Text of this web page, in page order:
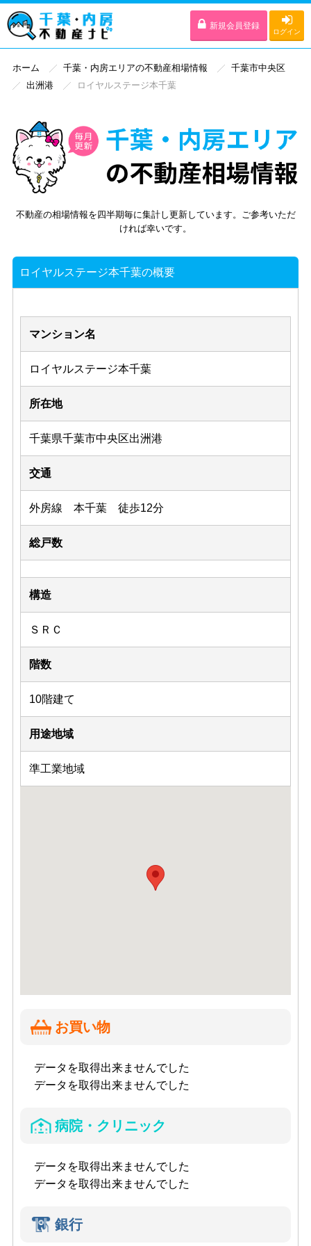
新規会員登録
ログイン
ホーム 千葉・内房エリアの不動産相場情報
千葉市中央区
出洲港
ロイヤルステージ本千葉
不動産の相場情報を四半期毎に集計し更新しています。ご参考いただ
ければ幸いです。
ロイヤルステージ本千葉の概要
マンション名
ロイヤルステージ本千葉
所在地
千葉県千葉市中央区出洲港
交通
外房線 本千葉 徒歩12分
総戸数
構造
ＳＲＣ
階数
10階建て
用途地域
準工業地域
お買い物
データを取得出来ませんでした
データを取得出来ませんでした
病院・クリニック
データを取得出来ませんでした
データを取得出来ませんでした
銀行